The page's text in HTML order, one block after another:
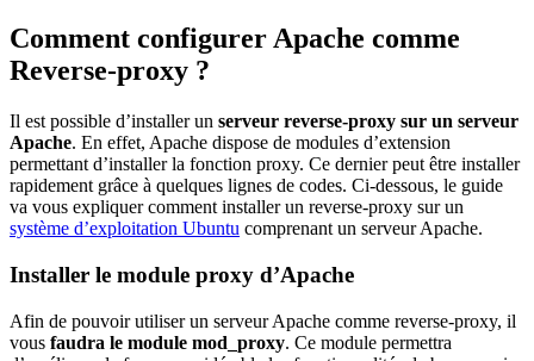
Comment configurer Apache comme
Reverse-proxy ?
Il est possible d’installer un serveur reverse-proxy sur un serveur
Apache. En effet, Apache dispose de modules d’extension
permettant d’installer la fonction proxy. Ce dernier peut être installer
rapidement grâce à quelques lignes de codes. Ci-dessous, le guide
va vous expliquer comment installer un reverse-proxy sur un
système d’exploitation Ubuntu comprenant un serveur Apache.
Installer le module proxy d’Apache
Afin de pouvoir utiliser un serveur Apache comme reverse-proxy, il
vous faudra le module mod_proxy. Ce module permettra